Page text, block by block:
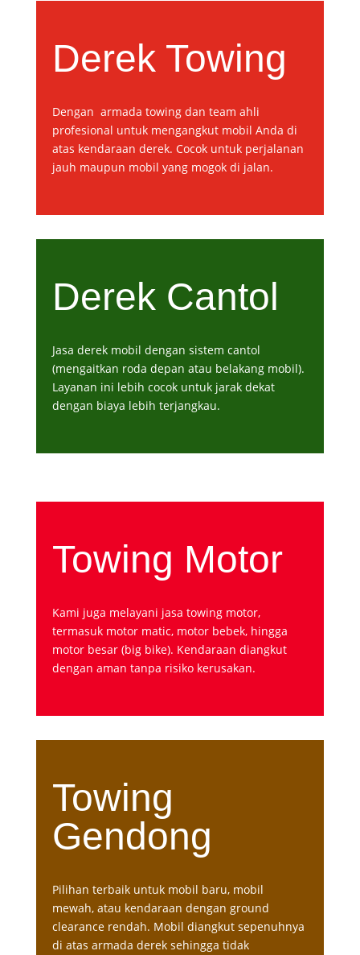
Derek Towing
Dengan armada towing dan team ahli
profesional untuk mengangkut mobil Anda di
atas kendaraan derek. Cocok untuk perjalanan
jauh maupun mobil yang mogok di jalan.
Derek Cantol
Jasa derek mobil dengan sistem cantol
(mengaitkan roda depan atau belakang mobil).
Layanan ini lebih cocok untuk jarak dekat
dengan biaya lebih terjangkau.
Towing Motor
Kami juga melayani jasa towing motor,
termasuk motor matic, motor bebek, hingga
motor besar (big bike). Kendaraan diangkut
dengan aman tanpa risiko kerusakan.
Towing
Gendong
Pilihan terbaik untuk mobil baru, mobil
mewah, atau kendaraan dengan ground
clearance rendah. Mobil diangkut sepenuhnya
di atas armada derek sehingga tidak